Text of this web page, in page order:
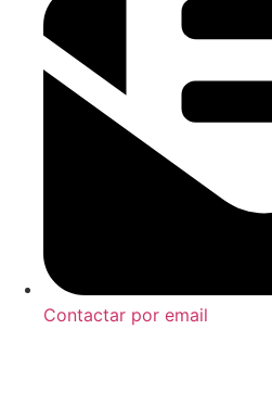
Contactar por email